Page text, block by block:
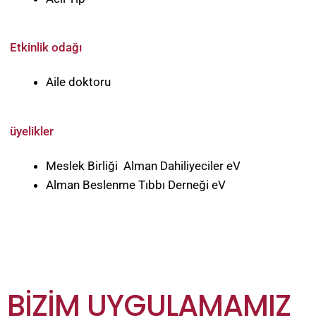
Etkinlik odağı
Aile doktoru
üyelikler
Meslek Birliği Alman Dahiliyeciler eV
Alman Beslenme Tıbbı Derneği eV
BIZIM UYGULAMAMIZ